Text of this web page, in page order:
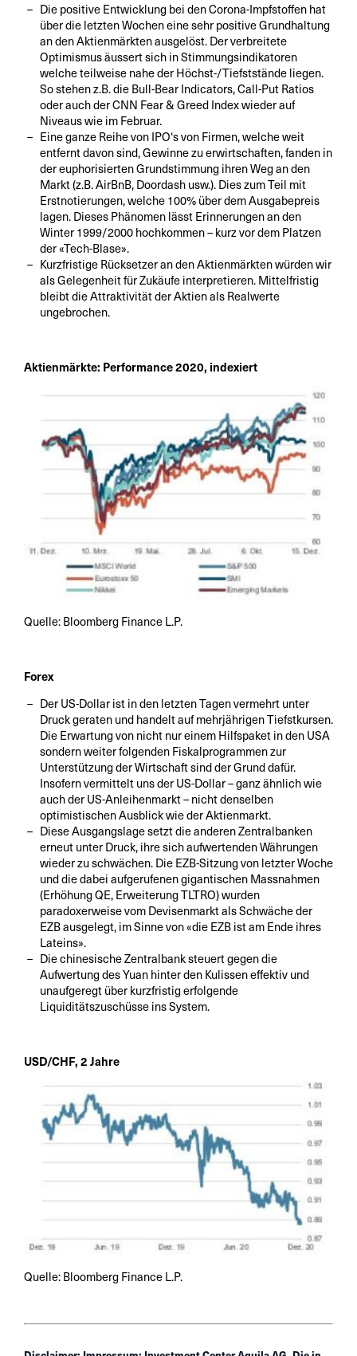
Die positive Entwicklung bei den Corona-Impfstoffen hat
über die letzten Wochen eine sehr positive Grundhaltung
an den Aktienmärkten ausgelöst. Der verbreitete
Optimismus äussert sich in Stimmungsindikatoren
welche teilweise nahe der Höchst-/Tiefststände liegen.
So stehen z.B. die Bull-Bear Indicators, Call-Put Ratios
oder auch der CNN Fear & Greed Index wieder auf
Niveaus wie im Februar.
Eine ganze Reihe von IPO‘s von Firmen, welche weit
entfernt davon sind, Gewinne zu erwirtschaften, fanden in
der euphorisierten Grundstimmung ihren Weg an den
Markt (z.B. AirBnB, Doordash usw.). Dies zum Teil mit
Erstnotierungen, welche 100% über dem Ausgabepreis
lagen. Dieses Phänomen lässt Erinnerungen an den
Winter 1999/2000 hochkommen – kurz vor dem Platzen
der «Tech-Blase».
Kurzfristige Rücksetzer an den Aktienmärkten würden wir
als Gelegenheit für Zukäufe interpretieren. Mittelfristig
bleibt die Attraktivität der Aktien als Realwerte
ungebrochen.
Aktienmärkte: Performance 2020, indexiert
Quelle: Bloomberg Finance L.P.
Forex
Der US-Dollar ist in den letzten Tagen vermehrt unter
Druck geraten und handelt auf mehrjährigen Tiefstkursen.
Die Erwartung von nicht nur einem Hilfspaket in den USA
sondern weiter folgenden Fiskalprogrammen zur
Unterstützung der Wirtschaft sind der Grund dafür.
Insofern vermittelt uns der US-Dollar – ganz ähnlich wie
auch der US-Anleihenmarkt – nicht denselben
optimistischen Ausblick wie der Aktienmarkt.
Diese Ausgangslage setzt die anderen Zentralbanken
erneut unter Druck, ihre sich aufwertenden Währungen
wieder zu schwächen. Die EZB-Sitzung von letzter Woche
und die dabei aufgerufenen gigantischen Massnahmen
(Erhöhung QE, Erweiterung TLTRO) wurden
paradoxerweise vom Devisenmarkt als Schwäche der
EZB ausgelegt, im Sinne von «die EZB ist am Ende ihres
Lateins».
Die chinesische Zentralbank steuert gegen die
Aufwertung des Yuan hinter den Kulissen effektiv und
unaufgeregt über kurzfristig erfolgende
Liquiditätszuschüsse ins System.
USD/CHF, 2 Jahre
Quelle: Bloomberg Finance L.P.